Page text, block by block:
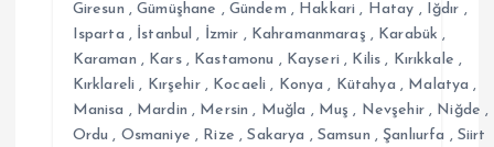
Giresun ,Gümüşhane , Gündem , Hakkari , Hatay , Iğdır ,
Isparta , İstanbul , İzmir , Kahramanmaraş , Karabük ,
Karaman , Kars, Kastamonu , Kayseri , Kilis , Kırıkkale ,
Kırklareli , Kırşehir, Kocaeli , Konya , Kütahya , Malatya ,
Manisa , Mardin , Mersin , Muğla , Muş , Nevşehir, Niğde ,
Ordu , Osmaniye , Rize ,Sakarya , Samsun , Şanlıurfa , Siirt